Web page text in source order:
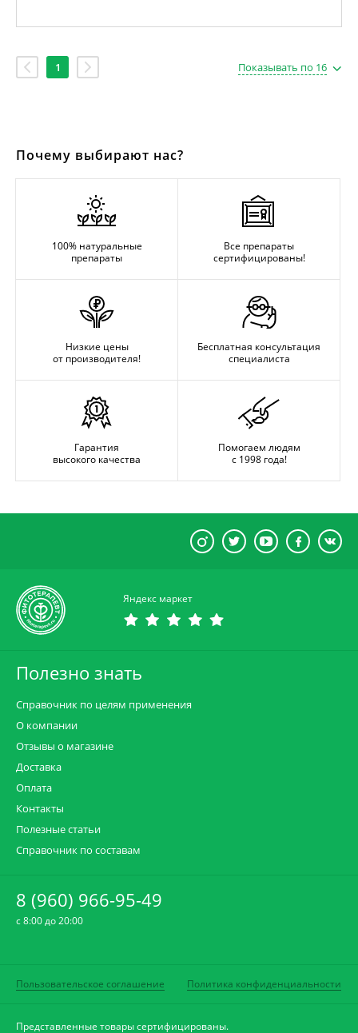
1 Показывать по 16
Почему выбирают нас?
100% натуральные
препараты
Все препараты
сертифицированы!
Низкие цены
от производителя!
Бесплатная консультация
специалиста
Гарантия
высокого качества
Помогаем людям
с 1998 года!
Яндекс маркет
Полезно знать
Справочник по целям применения
О компании
Отзывы о магазине
Доставка
Оплата
Контакты
Полезные статьи
Справочник по составам
8 (960) 966-95-49
c 8:00 до 20:00
Пользовательское соглашение Политика конфиденциальности
Представленные товары сертифицированы.